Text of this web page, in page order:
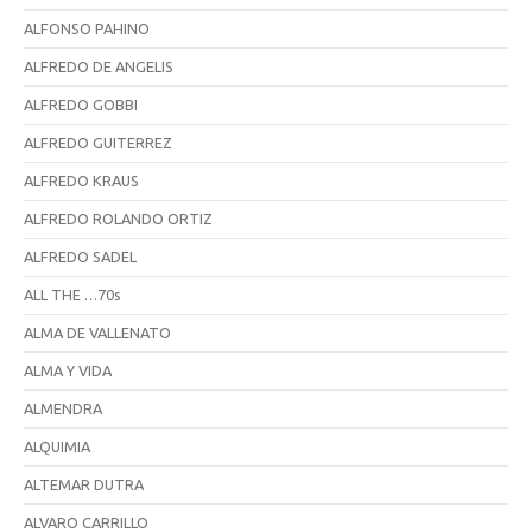
ALFONSO PAHINO
ALFREDO DE ANGELIS
ALFREDO GOBBI
ALFREDO GUITERREZ
ALFREDO KRAUS
ALFREDO ROLANDO ORTIZ
ALFREDO SADEL
ALL THE …70s
ALMA DE VALLENATO
ALMA Y VIDA
ALMENDRA
ALQUIMIA
ALTEMAR DUTRA
ALVARO CARRILLO